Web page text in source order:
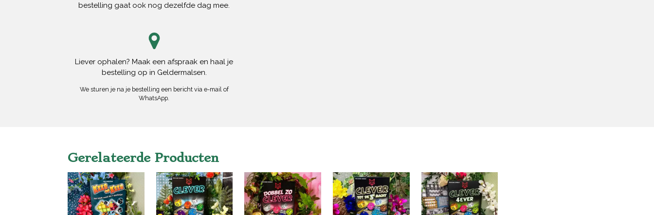
bestelling gaat ook nog dezelfde dag mee.
Liever ophalen? Maak een afspraak en haal je
bestelling op in Geldermalsen.
We sturen je na je bestelling een bericht via e-mail of
WhatsApp.
Gerelateerde Producten